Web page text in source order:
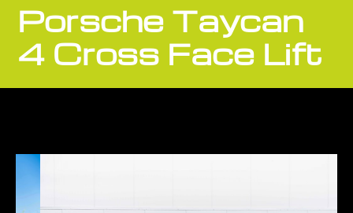
Porsche Taycan
4 Cross Face Lift